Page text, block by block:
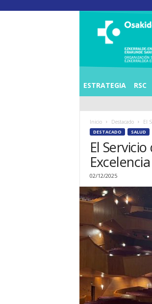
A
A
E
R
R
C
ESTRATEGIA RSC
Inicio Destacado El
DESTACADO SALUD
El
02/12/2025